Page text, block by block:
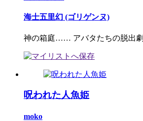
海士五里幻 (ゴリゲンヌ)
神の箱庭…… アバタたちの脱出劇
呪われた人魚姫
moko